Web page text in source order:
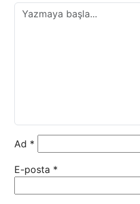
Ad *
E-posta *